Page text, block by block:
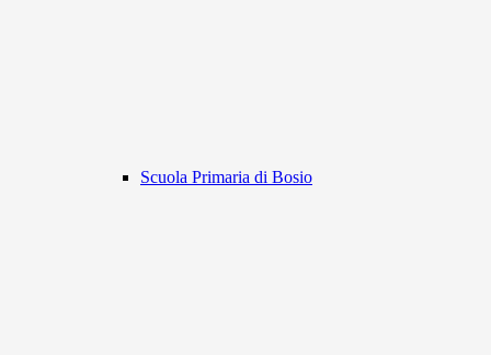
Scuola Primaria di Bosio